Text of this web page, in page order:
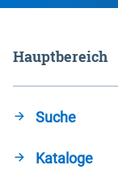
Hauptbereich
Suche
Kataloge